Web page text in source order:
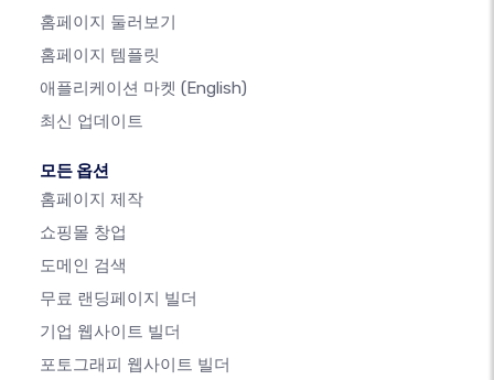
홈페이지 둘러보기
홈페이지 템플릿
애플리케이션 마켓 (English)
최신 업데이트
모든 옵션
홈페이지 제작
쇼핑몰 창업
도메인 검색
무료 랜딩페이지 빌더
기업 웹사이트 빌더
포토그래피 웹사이트 빌더